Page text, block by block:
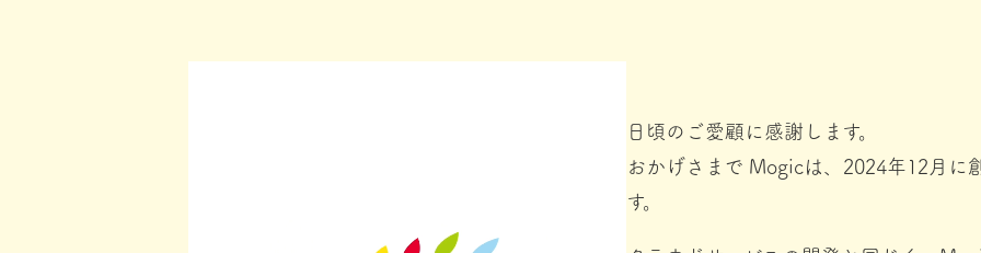
日頃のご愛顧に感謝します。
おかげさまで Mogicは、2024年12月に
す。